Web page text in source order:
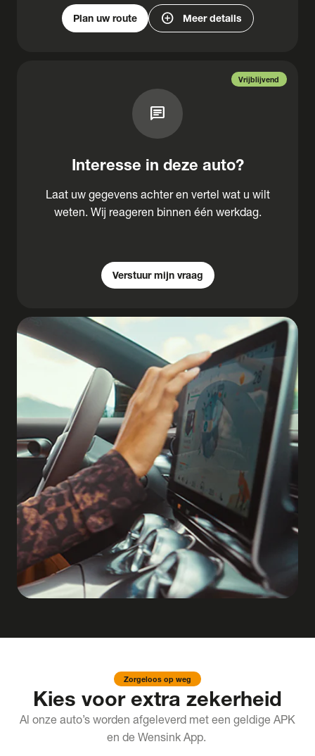
Plan uw route add_circle Meer details
Vrijblijvend
chat
Interesse in deze auto?
Laat uw gegevens achter en vertel wat u wilt
weten. Wij reageren binnen één werkdag.
Verstuur mijn vraag
Zorgeloos op weg
Kies voor extra zekerheid
Al onze auto’s worden afgeleverd met een geldige APK
en de Wensink App.